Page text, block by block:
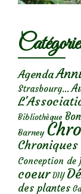
Agenda
Strasbourg...
Bibliothèque
Barney
Conception de
coeur DIY
des plantes